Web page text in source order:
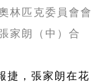
林匹克委員會會
家朗（中）合
捷，張家朗在花